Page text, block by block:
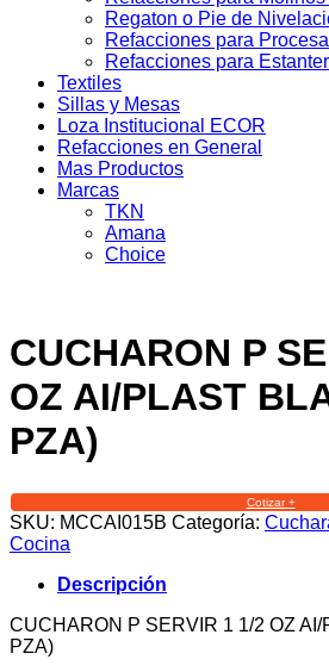
Regaton o Pie de
Refacciones para
Refacciones para
Textiles
Sillas y Mesas
Loza Institucional ECOR
Refacciones en General
Mas Productos
Marcas
TKN
Amana
Choice
CUCHARON P
OZ AI/PLAST
PZA)
Cotizar +
SKU: MCCAI015B Categoría:
Cocina
Descripción
CUCHARON P SERVIR 1 1/2 OZ
PZA)